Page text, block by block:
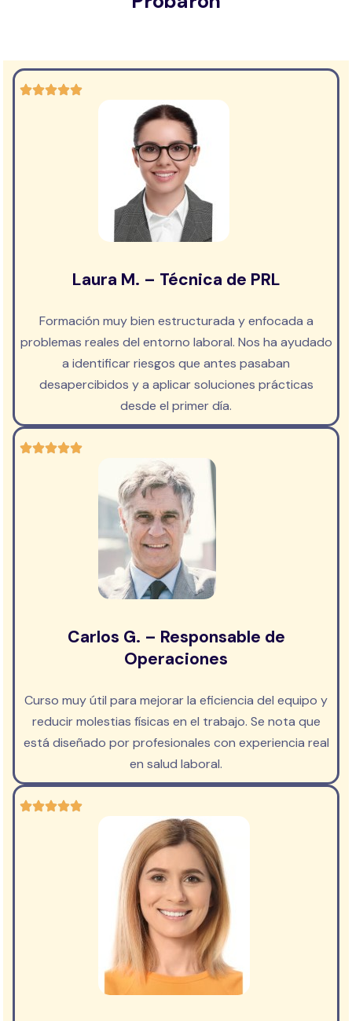
Laura M. – Técnica de PRL
Formación muy bien estructurada y enfocada a
problemas reales del entorno laboral. Nos ha ayudado
a identificar riesgos que antes pasaban
desapercibidos y a aplicar soluciones prácticas
desde el primer día.
Carlos G. – Responsable de
Operaciones
Curso muy útil para mejorar la eficiencia del equipo y
reducir molestias físicas en el trabajo. Se nota que
está diseñado por profesionales con experiencia real
en salud laboral.